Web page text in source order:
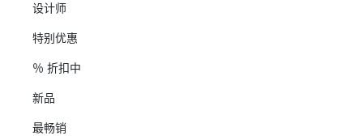
设计师
特别优惠
％ 折扣中
新品
最畅销